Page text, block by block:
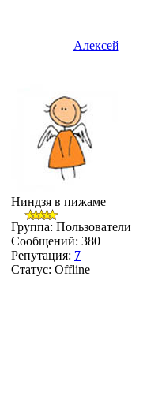
Алексей
Ниндзя в пижаме
Группа: Пользователи
Сообщений: 380
Репутация: 7
Статус: Offline